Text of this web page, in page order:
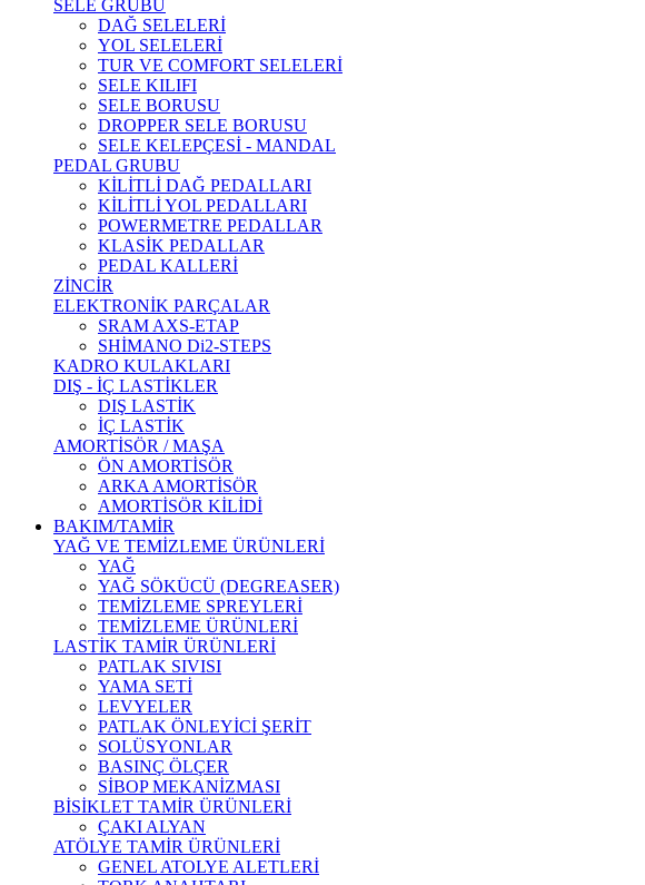
SELE GRUBU
DAĞ SELELERİ
YOL SELELERİ
TUR VE COMFORT SELELERİ
SELE KILIFI
SELE BORUSU
DROPPER SELE BORUSU
SELE KELEPÇESİ - MANDAL
PEDAL GRUBU
KİLİTLİ DAĞ PEDALLARI
KİLİTLİ YOL PEDALLARI
POWERMETRE PEDALLAR
KLASİK PEDALLAR
PEDAL KALLERİ
ZİNCİR
ELEKTRONİK PARÇALAR
SRAM AXS-ETAP
SHİMANO Di2-STEPS
KADRO KULAKLARI
DIŞ - İÇ LASTİKLER
DIŞ LASTİK
İÇ LASTİK
AMORTİSÖR / MAŞA
ÖN AMORTİSÖR
ARKA AMORTİSÖR
AMORTİSÖR KİLİDİ
BAKIM/TAMİR
YAĞ VE TEMİZLEME ÜRÜNLERİ
YAĞ
YAĞ SÖKÜCÜ (DEGREASER)
TEMİZLEME SPREYLERİ
TEMİZLEME ÜRÜNLERİ
LASTİK TAMİR ÜRÜNLERİ
PATLAK SIVISI
YAMA SETİ
LEVYELER
PATLAK ÖNLEYİCİ ŞERİT
SOLÜSYONLAR
BASINÇ ÖLÇER
SİBOP MEKANİZMASI
BİSİKLET TAMİR ÜRÜNLERİ
ÇAKI ALYAN
ATÖLYE TAMİR ÜRÜNLERİ
GENEL ATOLYE ALETLERİ